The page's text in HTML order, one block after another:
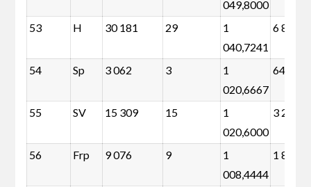
049,8000
53 H 30 181 29
1
040,7241
6 815
54 Sp 3 062 3
1
020,6667
645
55 SV 15 309 15
1
020,6000
3 223
56 Frp 9 076 9
1
008,4444
1 825